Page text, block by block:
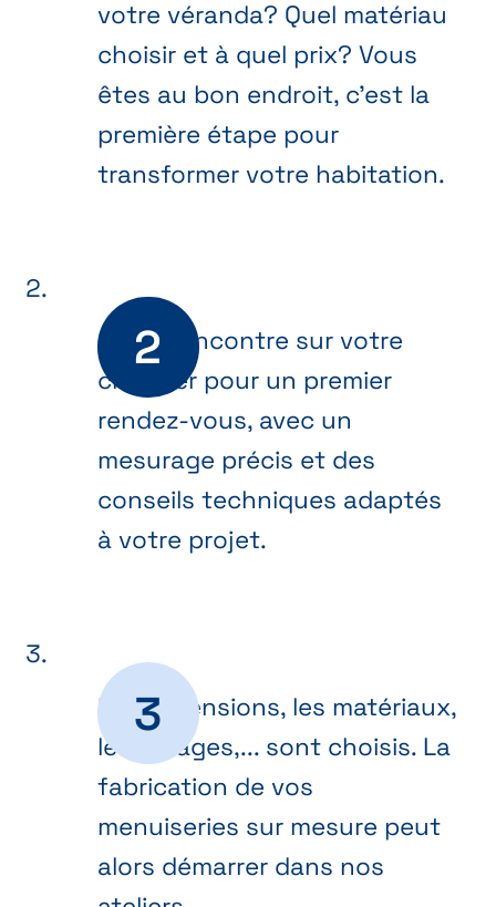
votre véranda? Quel matériau
choisir et à quel prix? Vous
êtes au bon endroit, c’est la
première étape pour
transformer votre habitation.
On se rencontre sur votre
chantier pour un premier
rendez-vous, avec un
mesurage précis et des
conseils techniques adaptés
à votre projet.
Les dimensions, les matériaux,
les vitrages,... sont choisis. La
fabrication de vos
menuiseries sur mesure peut
alors démarrer dans nos